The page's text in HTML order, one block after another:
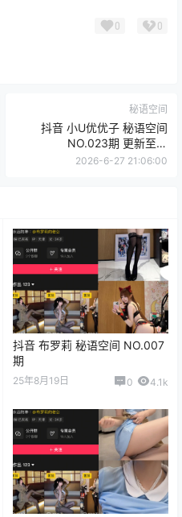
0 0
秘语空间
抖音 小U优优子 秘语空间
NO.023期 更新至：
2025.8.28
2026-6-27 21:06:00
抖音 布罗莉 秘语空间 NO.007
期
25年8月19日 0 4.1k